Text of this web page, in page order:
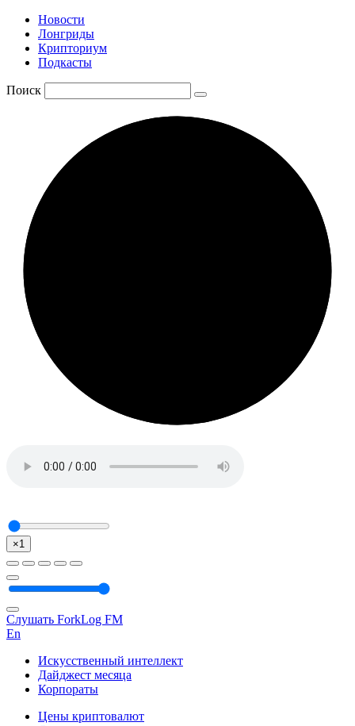
Новости
Лонгриды
Крипториум
Подкасты
Поиск
×1
Слушать ForkLog FM
En
Искусственный интеллект
Дайджест месяца
Корпораты
Цены криптовалют